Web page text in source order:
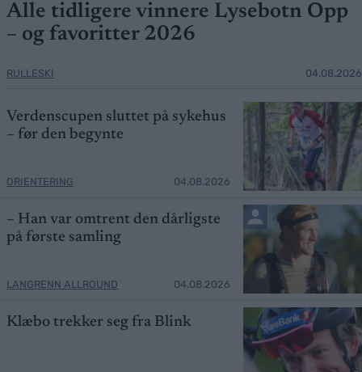
Alle tidligere vinnere Lysebotn Opp
– og favoritter 2026
RULLESKI 04.08.2026
Verdenscupen sluttet på sykehus
– før den begynte
ORIENTERING 04.08.2026
– Han var omtrent den dårligste
på første samling
LANGRENN ALLROUND 04.08.2026
Klæbo trekker seg fra Blink